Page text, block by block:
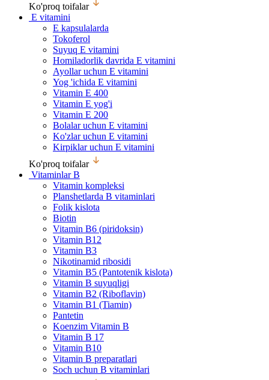
Ko'proq toifalar
E vitamini
E kapsulalarda
Tokoferol
Suyuq E vitamini
Homiladorlik davrida E vitamini
Ayollar uchun E vitamini
Yog 'ichida E vitamini
Vitamin E 400
Vitamin E yog'i
Vitamin E 200
Bolalar uchun E vitamini
Ko'zlar uchun E vitamini
Kirpiklar uchun E vitamini
Ko'proq toifalar
Vitaminlar B
Vitamin kompleksi
Planshetlarda B vitaminlari
Folik kislota
Biotin
Vitamin B6 (piridoksin)
Vitamin B12
Vitamin B3
Nikotinamid ribosidi
Vitamin B5 (Pantotenik kislota)
Vitamin B suyuqligi
Vitamin B2 (Riboflavin)
Vitamin B1 (Tiamin)
Pantetin
Koenzim Vitamin B
Vitamin B 17
Vitamin B10
Vitamin B preparatlari
Soch uchun B vitaminlari